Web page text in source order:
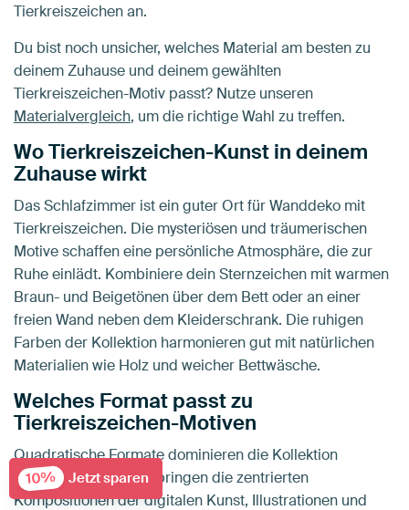
Tierkreiszeichen an.
Du bist noch unsicher, welches Material am besten zu
deinem Zuhause und deinem gewählten
Tierkreiszeichen-Motiv passt? Nutze unseren
Materialvergleich, um die richtige Wahl zu treffen.
Wo Tierkreiszeichen-Kunst in deinem
Zuhause wirkt
Das Schlafzimmer ist ein guter Ort für Wanddeko mit
Tierkreiszeichen. Die mysteriösen und träumerischen
Motive schaffen eine persönliche Atmosphäre, die zur
Ruhe einlädt. Kombiniere dein Sternzeichen mit warmen
Braun- und Beigetönen über dem Bett oder an einer
freien Wand neben dem Kleiderschrank. Die ruhigen
Farben der Kollektion harmonieren gut mit natürlichen
Materialien wie Holz und weicher Bettwäsche.
Welches Format passt zu
Tierkreiszeichen-Motiven
Quadratische Formate dominieren die Kollektion
Tierkreiszeichen und bringen die zentrierten
Kompositionen der digitalen Kunst, Illustrationen und
10% Jetzt sparen